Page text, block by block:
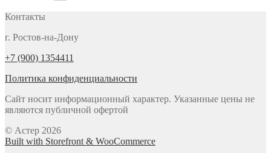
000 ₽.
Контакты
г. Ростов-на-Дону
+7 (900) 1354411
Политика конфиденциальности
Сайт носит информационный характер. Указанные цены не
являются публичной офертой
© Астер 2026
Built with Storefront & WooCommerce